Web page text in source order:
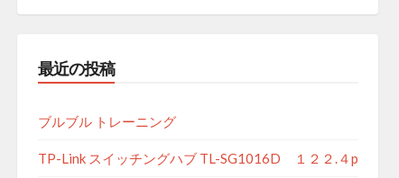
カ
ブ
最近の投稿
ブルブル トレーニング
TP-Link スイッチングハブ TL-SG1016D １２２.４p